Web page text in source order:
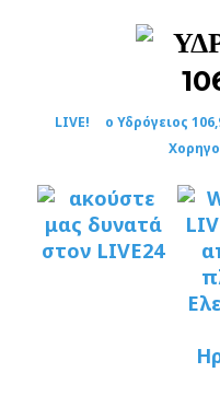
LIVE! ο Υδρόγειος